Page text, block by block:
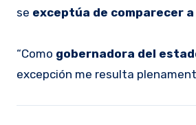
se exceptúa de comparecer
“Como gobernadora del
excepción me resulta